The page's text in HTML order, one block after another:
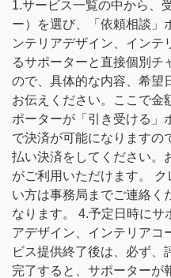
1.サービス一覧の中から、
ー）を選び、「依頼相談」
ンテリアデザイン、インテ
るサポーターと直接個別チ
ので、具体的な内容、希望
お伝えください。ここで金
ポーターが「引き受ける」
で決済が可能になりますの
払い決済をしてください。
がご利用いただけます。
い方は事務局までご連絡く
なります。 4.予定日時にサ
アデザイン、インテリアコ
ビス提供終了後は、必ず、
完了すると、サポーターが